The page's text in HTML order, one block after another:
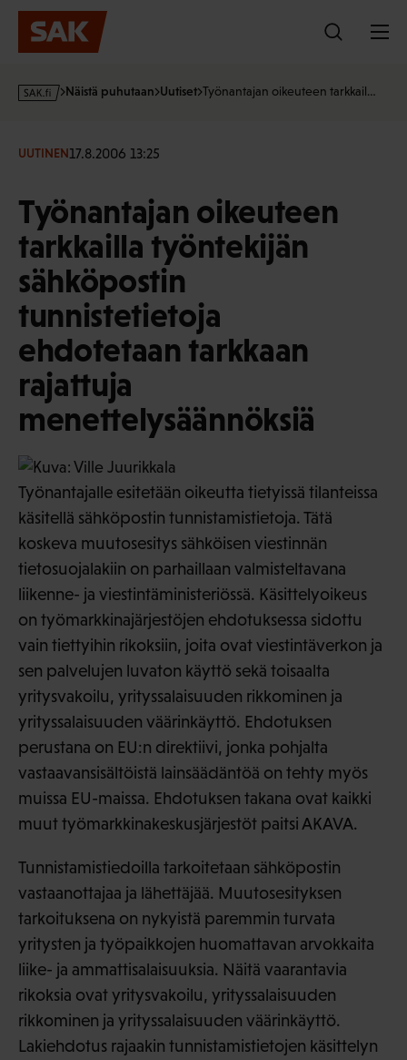
Hyppää
sisältöön
s
·
Näistä puhutaan Uutiset Työnantajan oikeuteen tarkkail…
UUTINEN17.8.2006 13:25
Työnantajan oikeuteen
tarkkailla työntekijän
sähköpostin
tunnistetietoja
ehdotetaan tarkkaan
rajattuja
menettelysäännöksiä
Työnantajalle esitetään oikeutta tietyissä tilanteissa
käsitellä sähköpostin tunnistamistietoja. Tätä
koskeva muutosesitys sähköisen viestinnän
tietosuojalakiin on parhaillaan valmisteltavana
liikenne- ja viestintäministeriössä. Käsittelyoikeus
on työmarkkinajärjestöjen ehdotuksessa sidottu
vain tiettyihin rikoksiin, joita ovat viestintäverkon ja
sen palvelujen luvaton käyttö sekä toisaalta
yritysvakoilu, yrityssalaisuuden rikkominen ja
yrityssalaisuuden väärinkäyttö. Ehdotuksen
perustana on EU:n direktiivi, jonka pohjalta
vastaavansisältöistä lainsäädäntöä on tehty myös
muissa EU-maissa. Ehdotuksen takana ovat kaikki
muut työmarkkinakeskusjärjestöt paitsi AKAVA.
Tunnistamistiedoilla tarkoitetaan sähköpostin
vastaanottajaa ja lähettäjää. Muutosesityksen
tarkoituksena on nykyistä paremmin turvata
yritysten ja työpaikkojen huomattavan arvokkaita
liike- ja ammattisalaisuuksia. Näitä vaarantavia
rikoksia ovat yritysvakoilu, yrityssalaisuuden
rikkominen ja yrityssalaisuuden väärinkäyttö.
Lakiehdotus rajaakin tunnistamistietojen käsittelyn